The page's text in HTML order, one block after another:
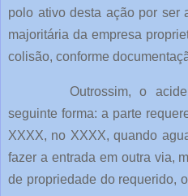
polo ativo desta ação por ser
majoritária da empresa
colisão, conforme
Outrossim, o
seguinte forma: a parte
XXXX, no XXXX, quando
fazer a entrada em outra via,
de propriedade do requerido,